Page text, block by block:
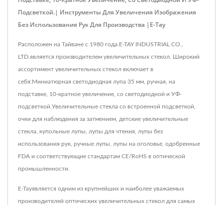
Подсветкой.| Инструменты Для Увеличения Изображения
Без Использования Рук Для Производства |E-Tay
Расположен на Тайване с 1980 года.E-TAY INDUSTRIAL CO.,
LTD.является производителем увеличительных стекол. Широкий
ассортимент увеличительных стекол включает в
себя:Миниатюрная светодиодная лупа 35 мм, ручная, на
подставке, 10-кратное увеличение, со светодиодной и УФ-
подсветкой.Увеличительные стекла со встроенной подсветкой,
очки для наблюдения за затмением, детские увеличительные
стекла, купольные лупы, лупы для чтения, лупы без
использования рук, ручные лупы, лупы на оголовье, одобренные
FDA и соответствующие стандартам CE/RoHS в оптической
промышленности.
E-Tayявляется одним из крупнейших и наиболее уважаемых
производителей оптических увеличительных стекол для самых